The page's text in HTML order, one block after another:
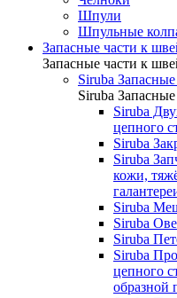
Шпули
Шпульные
Запасные части к
Запасные части к
Siruba Запасные
Siruba Запасные
Siruba
цепного
Siruba
Siruba
кожи,
Siruba
Siruba
Siruba
Siruba
цепного
образной